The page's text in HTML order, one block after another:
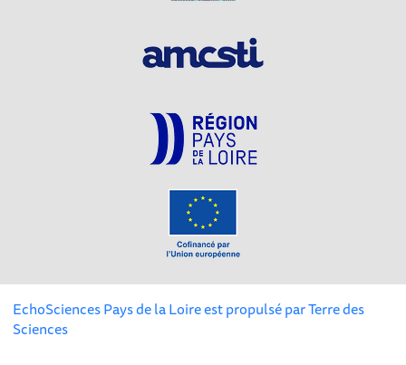
EchoSciences Pays de la Loire est propulsé parTerre des
Sciences